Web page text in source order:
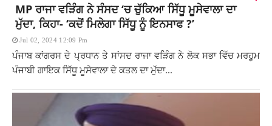
MP ਰਾਜਾ ਵੜਿੰਗ ਨੇ ਸੰਸਦ ‘ਚ ਚੁੱਕਿਆ ਸਿੱਧੂ ਮੂਸੇਵਾਲਾ ਦਾ
ਮੁੱਦਾ, ਕਿਹਾ- ‘ਕਦੋਂ ਮਿਲੇਗਾ ਸਿੱਧੂ ਨੂੰ ਇਨਸਾਫ ?’
Jul 02, 2024 12:09 Pm
ਪੰਜਾਬ ਕਾਂਗਰਸ ਦੇ ਪ੍ਰਧਾਨ ਤੇ ਸਾਂਸਦ ਰਾਜਾ ਵੜਿੰਗ ਨੇ ਲੋਕ ਸਭਾ ਵਿੱਚ ਮਰਹੂਮ
ਪੰਜਾਬੀ ਗਾਇਕ ਸਿੱਧੂ ਮੂਸੇਵਾਲਾ ਦੇ ਕਤਲ ਦਾ ਮੁੱਦਾ...